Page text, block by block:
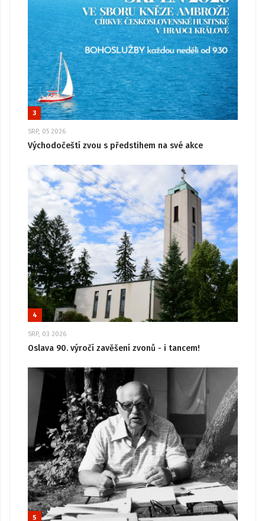
3
SRP, 05 2026
Východočeští zvou s předstihem na své akce
4
SRP, 03 2026
Oslava 90. výročí zavěšení zvonů - i tancem!
5